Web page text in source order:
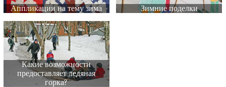
Аппликации на тему зима Зимние поделки
Какие возможности
предоставляет ледяная
горка?